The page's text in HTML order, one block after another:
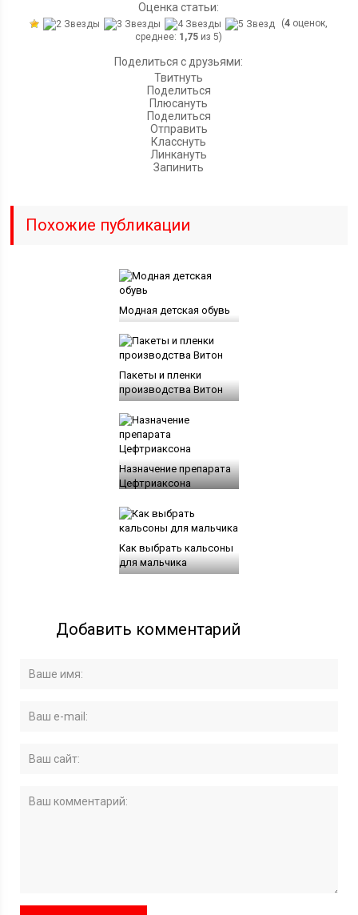
Оценка статьи:
(4 оценок,
среднее: 1,75 из 5)
Поделиться с друзьями:
Твитнуть
Поделиться
Плюсануть
Поделиться
Отправить
Класснуть
Линкануть
Запинить
Похожие публикации
Модная детская обувь
Пакеты и пленки
производства Витон
Назначение препарата
Цефтриаксона
Как выбрать кальсоны
для мальчика
Добавить комментарий